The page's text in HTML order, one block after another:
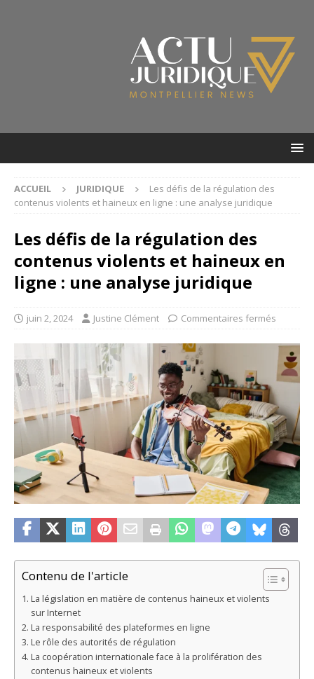
ACCUEIL JURIDIQUE
Les défis de la régulation des
contenus violents et haineux en ligne : une analyse juridique
Les défis de la régulation des
contenus violents et haineux en
ligne : une analyse juridique
juin 2, 2024 Justine Clément Commentaires fermés
Contenu de l'article
La législation en matière de contenus haineux et violents
sur Internet
La responsabilité des plateformes en ligne
Le rôle des autorités de régulation
La coopération internationale face à la prolifération des
contenus haineux et violents